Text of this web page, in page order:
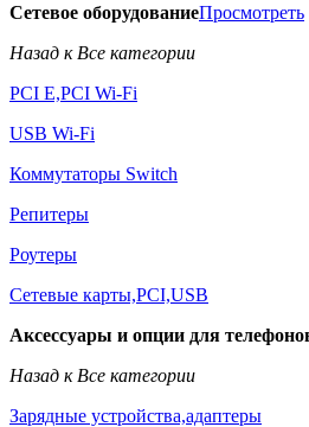
Сетевое оборудованиеПросмотреть
Назад к Все категории
PCI E,PCI Wi-Fi
USB Wi-Fi
Коммутаторы Switch
Репитеры
Роутеры
Сетевые карты,PCI,USB
Аксессуары и опции для
Назад к Все категории
Зарядные устройства,адаптеры